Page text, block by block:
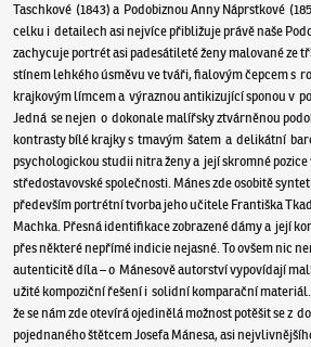
Taschkové (1843) a Podobiznou Anny Náprstkové
celku i detailech asi nejvíce přibližuje právě naše
zachycuje portrét asi padesátileté ženy malované ze
stínem lehkého úsměvu ve tváři, fialovým čepcem s
krajkovým límcem a výraznou antikizující sponou v
Jedná se nejen o dokonale malířsky ztvárněnou
kontrasty bílé krajky s tmavým šatem a delikátní
psychologickou studii nitra ženy a její skromné
středostavovské společnosti. Mánes zde osobitě
především portrétní tvorba jeho učitele Františka
Machka. Přesná identifikace zobrazené dámy a její
přes některé nepřímé indicie nejasné. To ovšem nic
autenticitě díla – o Mánesově autorství vypovídají
užité kompoziční řešení i solidní komparační
že se nám zde otevírá ojedinělá možnost potěšit se z
pojednaného štětcem Josefa Mánesa, asi